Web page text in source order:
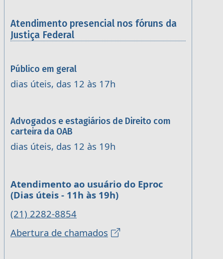
Atendimento presencial nos fóruns da
Justiça Federal
Público em geral
dias úteis, das 12 às 17h
Advogados e estagiários de Direito com
carteira da OAB
dias úteis, das 12 às 19h
Atendimento ao usuário do Eproc
(Dias úteis - 11h às 19h)
(21) 2282-8854
Abertura de chamados